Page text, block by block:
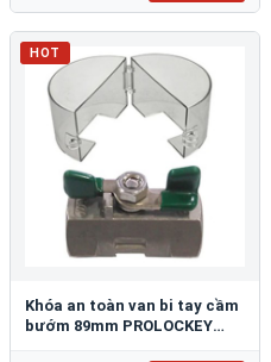
HOT
Khóa an toàn van bi tay cầm
bướm 89mm PROLOCKEY